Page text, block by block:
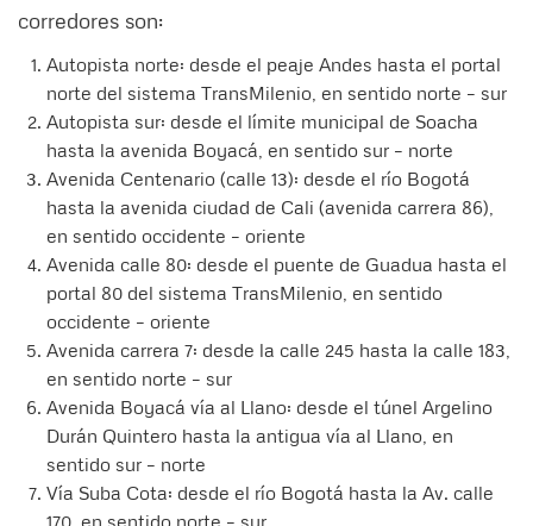
corredores son:
Autopista norte: desde el peaje Andes hasta el portal
norte del sistema TransMilenio, en sentido norte – sur
Autopista sur: desde el límite municipal de Soacha
hasta la avenida Boyacá, en sentido sur – norte
Avenida Centenario (calle 13): desde el río Bogotá
hasta la avenida ciudad de Cali (avenida carrera 86),
en sentido occidente – oriente
Avenida calle 80: desde el puente de Guadua hasta el
portal 80 del sistema TransMilenio, en sentido
occidente – oriente
Avenida carrera 7: desde la calle 245 hasta la calle 183,
en sentido norte – sur
Avenida Boyacá vía al Llano: desde el túnel Argelino
Durán Quintero hasta la antigua vía al Llano, en
sentido sur – norte
Vía Suba Cota: desde el río Bogotá hasta la Av. calle